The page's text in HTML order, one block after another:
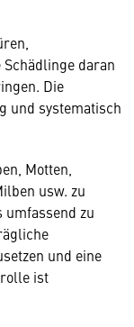
daran
Die
und systematisch
Motten,
usw. zu
umfassend zu
und eine
ist